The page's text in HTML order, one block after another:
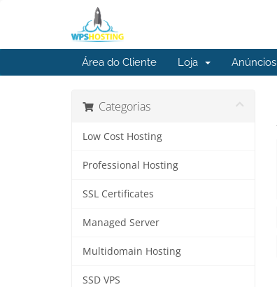
Área do Cliente Loja Anúncios
Categorias
Low Cost Hosting
Professional Hosting
SSL Certificates
Managed Server
Multidomain Hosting
SSD VPS